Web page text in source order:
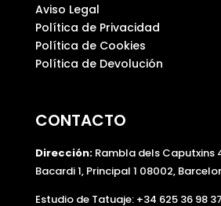
Aviso Legal
Política de Privacidad
Política de Cookies
Política de Devolución
CONTACTO
Dirección:Rambla dels Caputxins
Bacardi 1, Principal 1 08002,
Estudio de Tatuaje: +34 625 36 98 37